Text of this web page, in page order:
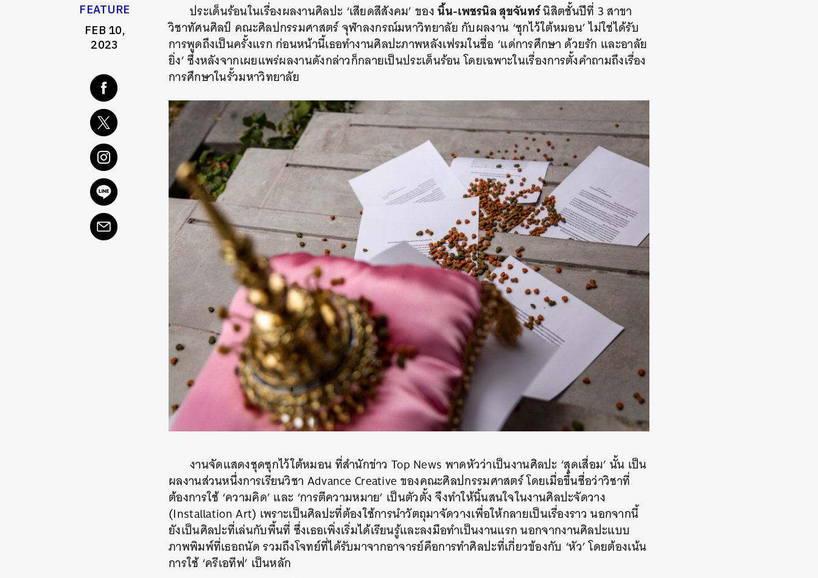
FEATURE
FEB 10,
2023
ประเด็นร้อนในเรื่องผลงานศิลปะ ‘เสียดสีสังคม’ ของนิ้น-เพชรนิล สุขจันทร์นิสิตชั้นปีที่ 3 สาขา
วิชาทัศนศิลป์ คณะศิลปกรรมศาสตร์ จุฬาลงกรณ์มหาวิทยาลัย กับผลงาน ‘ซุกไว้ใต้หมอน’ ไม่ใช่ได้รับ
การพูดถึงเป็นครั้งแรก ก่อนหน้านี้เธอทำงานศิลปะภาพหลังเฟรมในชื่อ ‘แด่การศึกษา ด้วยรัก และอาลัย
ยิ่ง’ ซึ่งหลังจากเผยแพร่ผลงานดังกล่าวก็กลายเป็นประเด็นร้อน โดยเฉพาะในเรื่องการตั้งคำถามถึงเรื่อง
การศึกษาในรั้วมหาวิทยาลัย
งานจัดแสดงชุดซุกไว้ใต้หมอน ที่สำนักข่าว Top News พาดหัวว่าเป็นงานศิลปะ ‘สุดเสื่อม’ นั้น เป็น
ผลงานส่วนหนึ่งการเรียนวิชา Advance Creative ของคณะศิลปกรรมศาสตร์ โดยเมื่อขึ้นชื่อว่าวิชาที่
ต้องการใช้ ‘ความคิด’ และ ‘การตีความหมาย’ เป็นตัวตั้ง จึงทำให้นิ้นสนใจในงานศิลปะจัดวาง
(Installation Art) เพราะเป็นศิลปะที่ต้องใช้การนำวัตถุมาจัดวางเพื่อให้กลายเป็นเรื่องราว นอกจากนี้
ยังเป็นศิลปะที่เล่นกับพื้นที่ ซึ่งเธอเพิ่งเริ่มได้เรียนรู้และลงมือทำเป็นงานแรก นอกจากงานศิลปะแบบ
ภาพพิมพ์ที่เธอถนัด รวมถึงโจทย์ที่ได้รับมาจากอาจารย์คือการทำศิลปะที่เกี่ยวข้องกับ ‘หัว’ โดยต้องเน้น
การใช้ ‘ครีเอทีฟ’ เป็นหลัก